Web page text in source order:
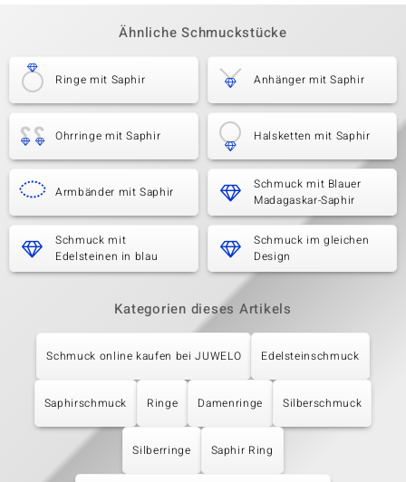
Ähnliche Schmuckstücke
Ringe mit Saphir Anhänger mit Saphir
Ohrringe mit Saphir Halsketten mit Saphir
Armbänder mit Saphir
Schmuck mit Blauer
Madagaskar-Saphir
Schmuck mit
Edelsteinen in blau
Schmuck im gleichen
Design
Kategorien dieses Artikels
Schmuck online kaufen bei JUWELO Edelsteinschmuck
Saphirschmuck Ringe Damenringe Silberschmuck
Silberringe Saphir Ring